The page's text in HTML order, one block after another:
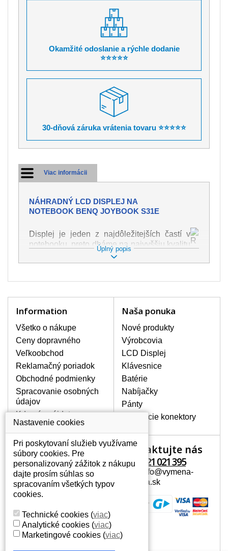
Okamžité odoslanie a rýchle dodanie
⭐⭐⭐⭐⭐
30-dňová záruka vrátenia tovaru ⭐⭐⭐⭐⭐
Viac informácii
NÁHRADNÝ LCD DISPLEJ NA
NOTEBOOK BENQ JOYBOOK S31E
Displej je jeden z najdôležitejších častí v
notebooku, preto dbáme na najvyššiu kvalitu
tohto náhradného dielu. Slúži k
zobrazovaniu textu či obrazu v rôznej
najväčšou opatrnosťou. Medzi najčastejšie
poškodenie napr. prasklinu alebo
poškrábanie. Ďalej zvislé pruhy, nesvietiaci
displej, preblikávanie alebo nerovnomerný
jas.
LCD DISPLEJE NAJVYŠŠEJ
KVALITY !
Skladom držíme len originálne displeje, ktoré
spĺňajú vysokú kvalitu triedy A+ bez chybných
pixelov a to po celú dobu záruky.
AKO ZISTÍTE AKÝ POTREBUJETE
DISPLEJ PRE SVOJ NOTEBOOK?
Displej je možné dohľadať podľa modelu
notebooku, ktorý je uvedený na spodnej
strane notebooku na štítku alebo pod
batériou. Býva tiež znázornený na
rámčeku alebo pri klávesnici. V prípade,
že máte displej demontovaný, dohľadáte
to vďaka modelovému označeniu z
displeja, ktoré sa nachádza na štítku pri
EAN kóde.
Úplný popis
Information
Všetko o nákupe
Ceny dopravného
Veľkoobchod
Reklamačný poriadok
Obchodné podmienky
Spracovanie osobných
údajov
Kde nás nájdete
Naša ponuka
Nové produkty
Výrobcovia
LCD Displej
Klávesnice
Batérie
Nabíjačky
Pánty
Napájacie konektory
Váš účet
Váš účet
Osobné informácie
Adresy
Kontaktujte nás
+421 221 021 395
Mail: info@vymena-
displeja.sk
Nastavenie cookies
Pri poskytovaní služieb využívame
súbory cookies. Pre
personalizovaný zážitok z nákupu
dajte prosím súhlas so
spracovaním všetkých typov
cookies.
Technické cookies (viac)
Analytické cookies (viac)
Marketingové cookies (viac)